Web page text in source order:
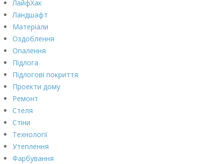
ЛайфХак
Ландшафт
Матеріали
Оздоблення
Опалення
Підлога
Підлогові покриття
Проекти дому
Ремонт
Стеля
Стіни
Технології
Утеплення
Фарбування